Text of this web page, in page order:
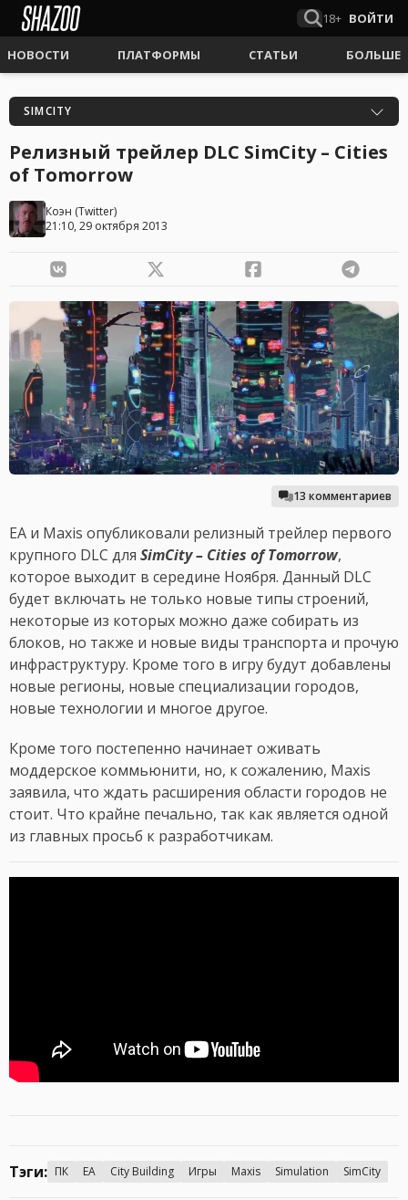
18+ ВОЙТИ
НОВОСТИ ПЛАТФОРМЫ СТАТЬИ БОЛЬШЕ
SIMCITY
Релизный трейлер DLC SimCity – Cities
of Tomorrow
Коэн (Twitter)
21:10, 29 октября 2013
13 комментариев
EA и Maxis опубликовали релизный трейлер первого
крупного DLC для SimCity – Cities of Tomorrow,
которое выходит в середине Ноября. Данный DLC
будет включать не только новые типы строений,
некоторые из которых можно даже собирать из
блоков, но также и новые виды транспорта и прочую
инфраструктуру. Кроме того в игру будут добавлены
новые регионы, новые специализации городов,
новые технологии и многое другое.
Кроме того постепенно начинает оживать
моддерское коммьюнити, но, к сожалению, Maxis
заявила, что ждать расширения области городов не
стоит. Что крайне печально, так как является одной
из главных просьб к разработчикам.
Тэги: ПК EA City Building Игры Maxis Simulation SimCity